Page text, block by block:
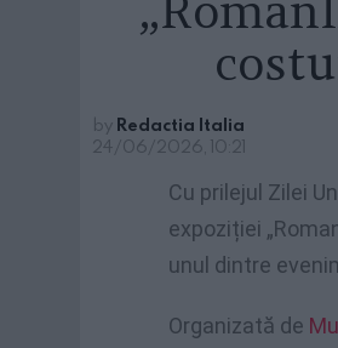
by Redactia Italia
24/06/2026, 10:21
Cu prilejul Zilei
expoziției
unul dintre
Organizată de